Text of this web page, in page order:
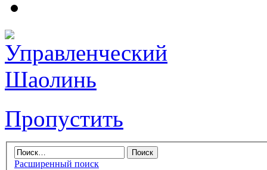
Пропустить
Расширенный поиск